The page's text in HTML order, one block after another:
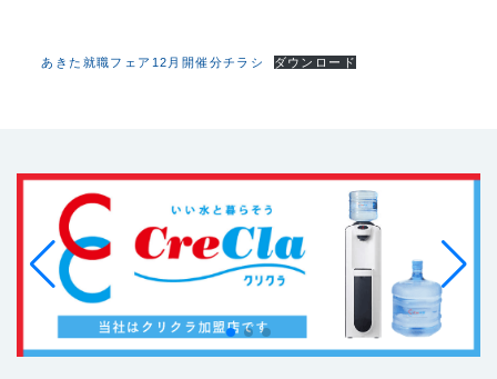
あきた就職フェア12月開催分チラシ ダウンロード